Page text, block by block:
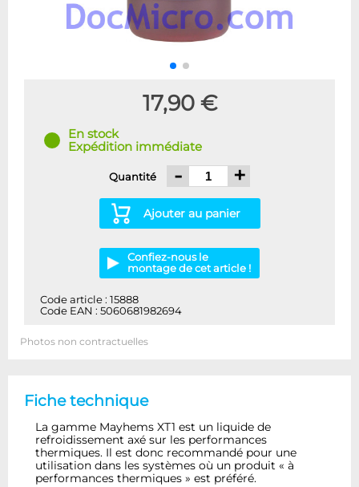
17,90 €
En stock
Expédition immédiate
Quantité - +
Ajouter au panier
Confiez-nous le
montage de cet article !
Code article : 15888
Code EAN : 5060681982694
Photos non contractuelles
Fiche technique
La gamme Mayhems XT1 est un liquide de
refroidissement axé sur les performances
thermiques. Il est donc recommandé pour une
utilisation dans les systèmes où un produit « à
performances thermiques » est préféré.